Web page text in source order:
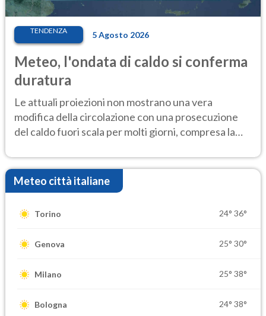
TENDENZA 5 Agosto 2026
Meteo, l'ondata di caldo si conferma
duratura
Le attuali proiezioni non mostrano una vera
modifica della circolazione con una prosecuzione
del caldo fuori scala per molti giorni, compresa la
Meteo città italiane
Torino 24° 36°
Genova 25° 30°
Milano 25° 38°
Bologna 24° 38°